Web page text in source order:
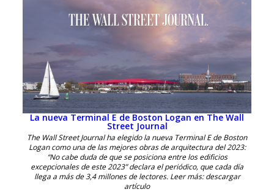
La nueva Terminal E de Boston Logan en The Wall
Street Journal
The Wall Street Journal ha elegido la nueva Terminal E de Boston
Logan como una de las mejores obras de arquitectura del 2023:
“No cabe duda de que se posiciona entre los edificios
excepcionales de este 2023” declara el periódico, que cada día
llega a más de 3,4 millones de lectores. Leer más: descargar
artículo